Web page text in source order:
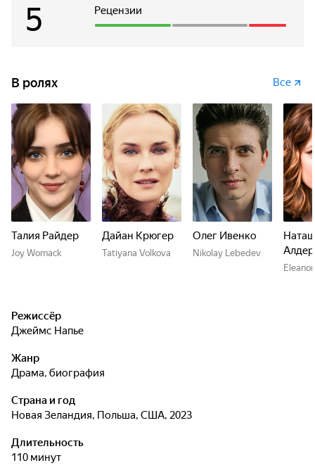
Рецензии
5
В ролях Все
Талия Райдер
Joy Womack
Дайан Крюгер
Tatiyana Volkova
Олег Ивенко
Nikolay Lebedev
Режиссёр
Джеймс Напье
Жанр
драма, биография
Страна и год
Новая Зеландия, Польша, США, 2023
Длительность
110 минут